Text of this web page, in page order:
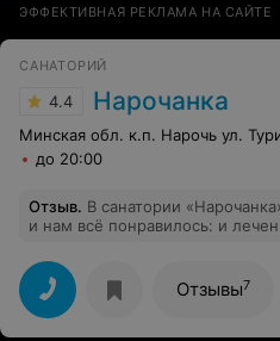
ЭФФЕКТИВНАЯ РЕКЛАМА НА САЙТЕ
САНАТОРИЙ
4.4 Нарочанка
Минская обл. к.п. Нарочь ул.
до 20:00
Отзыв. В санатории
и нам всё понравилось: и
получается прекрасным. Особая
внимательное отношение
(лечебный корпус) Татьяне,
светолечения) Марии
Отзывы7